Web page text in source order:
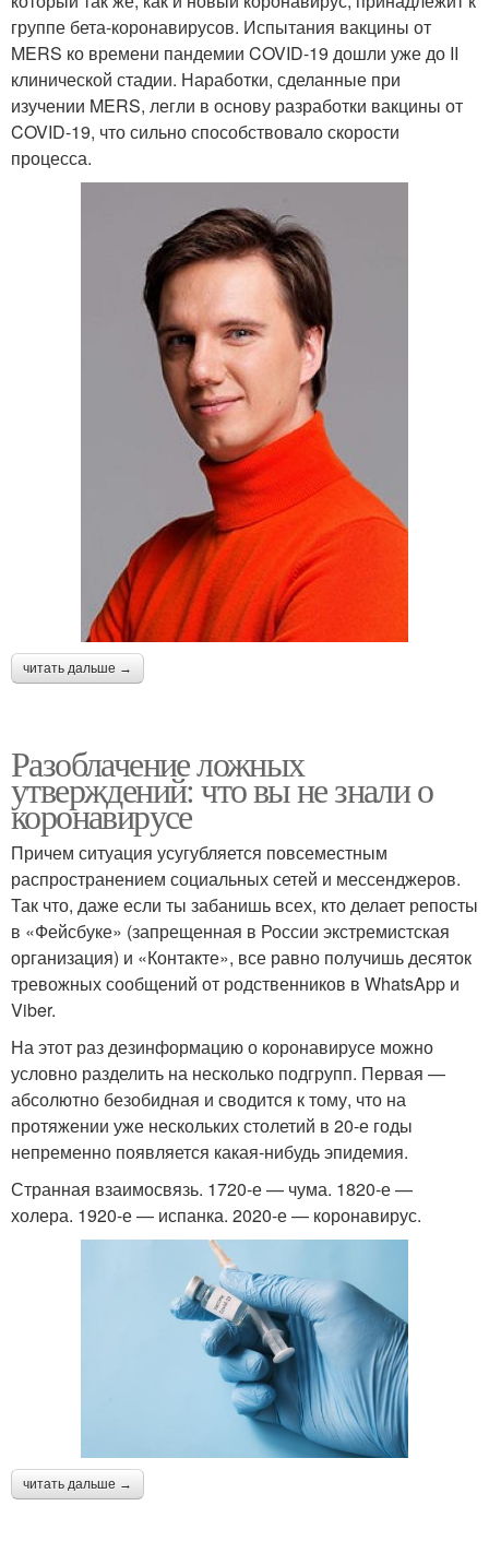
группе бета-коронавирусов. Испытания вакцины от
MERS ко времени пандемии COVID-19 дошли уже до II
клинической стадии. Наработки, сделанные при
изучении MERS, легли в основу разработки вакцины от
COVID-19, что сильно способствовало скорости
процесса.
читать дальше →
Разоблачение ложных
утверждений: что вы не знали о
коронавирусе
Причем ситуация усугубляется повсеместным
распространением социальных сетей и мессенджеров.
Так что, даже если ты забанишь всех, кто делает репосты
в «Фейсбуке» (запрещенная в России экстремистская
организация) и «Контакте», все равно получишь десяток
тревожных сообщений от родственников в WhatsApp и
Viber.
На этот раз дезинформацию о коронавирусе можно
условно разделить на несколько подгрупп. Первая —
абсолютно безобидная и сводится к тому, что на
протяжении уже нескольких столетий в 20-е годы
непременно появляется какая-нибудь эпидемия.
Странная взаимосвязь. 1720-е — чума. 1820-е —
холера. 1920-е — испанка. 2020-е — коронавирус.
читать дальше →